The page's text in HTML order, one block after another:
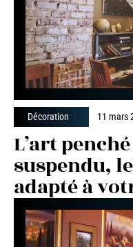
Décoration 11 mars
L’art
suspendu,
adapté à